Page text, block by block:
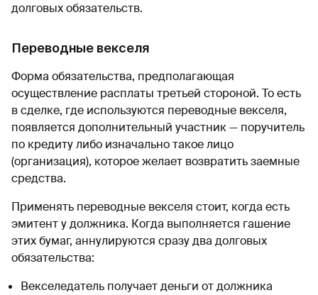
долговых обязательств.
Переводные векселя
Форма обязательства, предполагающая
осуществление расплаты третьей стороной. То есть
в сделке, где используются переводные векселя,
появляется дополнительный участник — поручитель
по кредиту либо изначально такое лицо
(организация), которое желает возвратить заемные
средства.
Применять переводные векселя стоит, когда есть
эмитент у должника. Когда выполняется гашение
этих бумаг, аннулируются сразу два долговых
обязательства:
Векселедатель получает деньги от должника